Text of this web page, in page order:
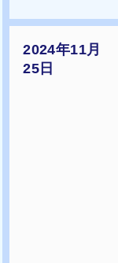
2024年11月
25日